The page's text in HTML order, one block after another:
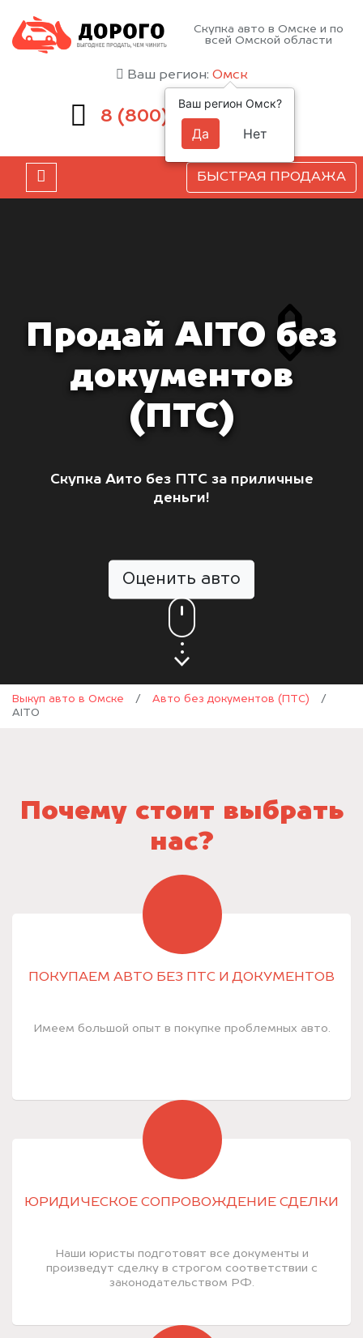
Скупка авто в Омске и по
всей Омской области
Ваш регион: Омск
8 (800) 551-81-15
БЫСТРАЯ ПРОДАЖА
Продай AITO без
документов
(ПТС)
Скупка Аито без ПТС за приличные
деньги!
Оценить авто
Выкуп авто в Омске / Авто без документов (ПТС)
/
AITO
Почему стоит выбрать
нас?
ПОКУПАЕМ АВТО БЕЗ ПТС И ДОКУМЕНТОВ
Имеем большой опыт в покупке проблемных авто.
ЮРИДИЧЕСКОЕ СОПРОВОЖДЕНИЕ СДЕЛКИ
Наши юристы подготовят все документы и
произведут сделку в строгом соответствии с
законодательством РФ.
Ваш регион Омск?
Да Нет